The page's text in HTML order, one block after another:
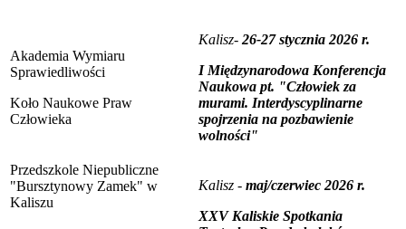
Akademia Wymiaru
Sprawiedliwości
Koło Naukowe Praw
Człowieka
Kalisz- 26-27 stycznia 2026 r.
I Międzynarodowa Konferencja
Naukowa pt. "Człowiek za
murami. Interdyscyplinarne
spojrzenia na pozbawienie
wolności"
Przedszkole Niepubliczne
"Bursztynowy Zamek" w
Kaliszu
Kalisz - maj/czerwiec 2026 r.
XXV Kaliskie Spotkania